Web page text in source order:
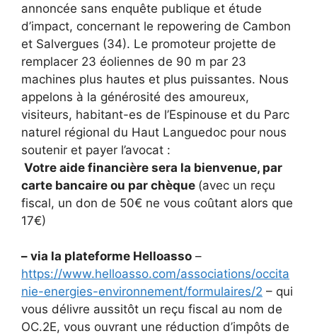
annoncée sans enquête publique et étude
d’impact, concernant le repowering de Cambon
et Salvergues (34). Le promoteur projette de
remplacer 23 éoliennes de 90 m par 23
machines plus hautes et plus puissantes. Nous
appelons à la générosité des amoureux,
visiteurs, habitant-es de l’Espinouse et du Parc
naturel régional du Haut Languedoc pour nous
soutenir et payer l’avocat :
Votre aide financière sera la bienvenue, par
carte bancaire ou par chèque (avec un reçu
fiscal, un don de 50€ ne vous coûtant alors que
17€)
– via la plateforme Helloasso –
https://www.helloasso.com/associations/occita
nie-energies-environnement/formulaires/2 – qui
vous délivre aussitôt un reçu fiscal au nom de
OC.2E, vous ouvrant une réduction d’impôts de